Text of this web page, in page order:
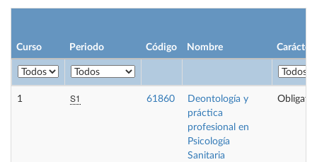
Curso Periodo Código Nombre Carácter
1 S1 61860
Deontología y
práctica
profesional en
Psicología
Sanitaria